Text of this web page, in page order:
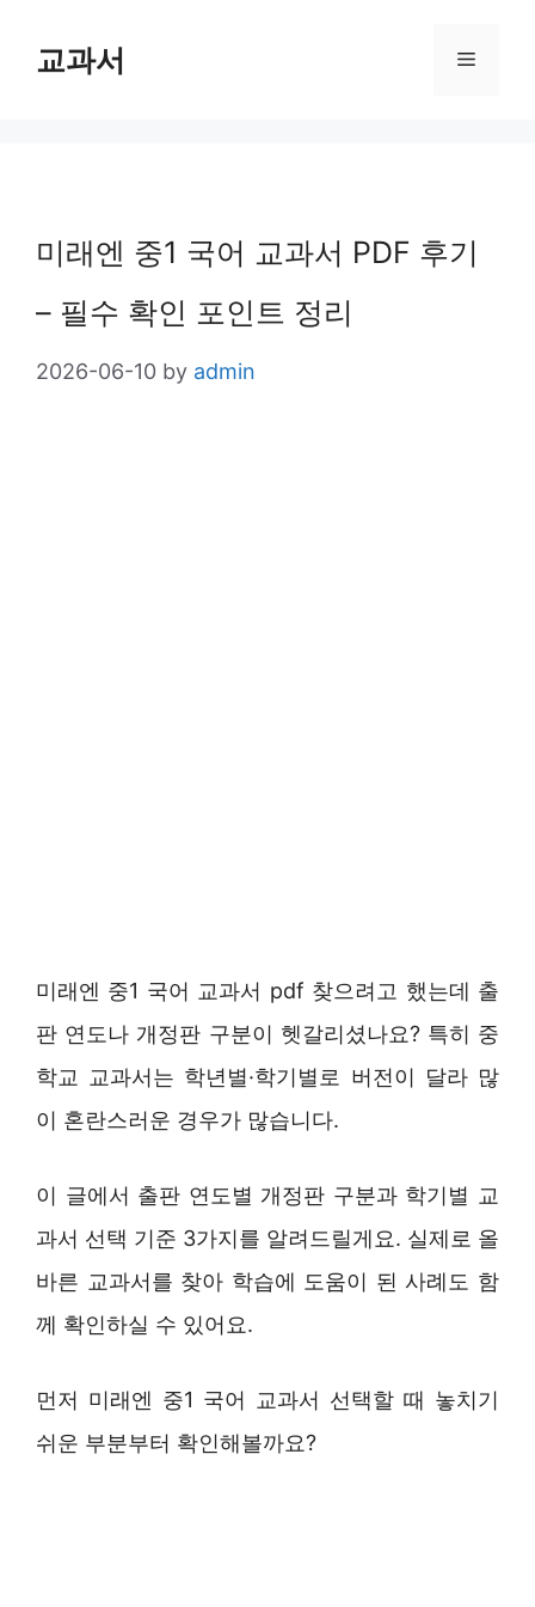
교과서 Menu
미래엔 중1 국어 교과서 PDF 후기
– 필수 확인 포인트 정리
2026-06-10 by admin
미래엔 중1 국어 교과서 pdf 찾으려고 했는데 출
판 연도나 개정판 구분이 헷갈리셨나요? 특히 중
학교 교과서는 학년별·학기별로 버전이 달라 많
이 혼란스러운 경우가 많습니다.
이 글에서 출판 연도별 개정판 구분과 학기별 교
과서 선택 기준 3가지를 알려드릴게요. 실제로 올
바른 교과서를 찾아 학습에 도움이 된 사례도 함
께 확인하실 수 있어요.
먼저 미래엔 중1 국어 교과서 선택할 때 놓치기
쉬운 부분부터 확인해볼까요?